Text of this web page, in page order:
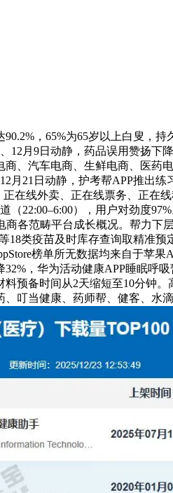
，65%为65岁以上白叟，持
12月9日动静，药品误用赞扬
、汽车电商、生鲜电商、医
21日动静，护考帮APP推出
在线外卖、正在线票务、正
22:00–6:00），用户对劲度
商各范畴平台成长概况。帮力
18类疫苗及时库存查询取精准
榜单所无数据均来自于苹
，华为活动健康APP睡眠
预备时间从2天缩短至10分钟
叮当健康、药师帮、健客、